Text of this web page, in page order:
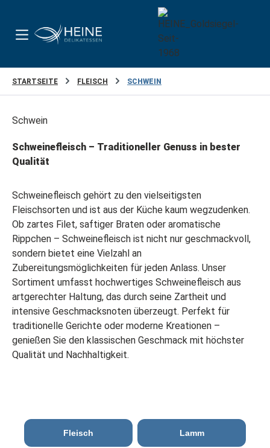
STARTSEITE FLEISCH SCHWEIN
Schwein
Schweinefleisch – Traditioneller Genuss in bester
Qualität
Schweinefleisch gehört zu den vielseitigsten
Fleischsorten und ist aus der Küche kaum wegzudenken.
Ob zartes Filet, saftiger Braten oder aromatische
Rippchen – Schweinefleisch ist nicht nur geschmackvoll,
sondern bietet eine Vielzahl an
Zubereitungsmöglichkeiten für jeden Anlass. Unser
Sortiment umfasst hochwertiges Schweinefleisch aus
artgerechter Haltung, das durch seine Zartheit und
intensive Geschmacksnoten überzeugt. Perfekt für
traditionelle Gerichte oder moderne Kreationen –
genießen Sie den klassischen Geschmack mit höchster
Qualität und Nachhaltigkeit.
Fleisch Lamm